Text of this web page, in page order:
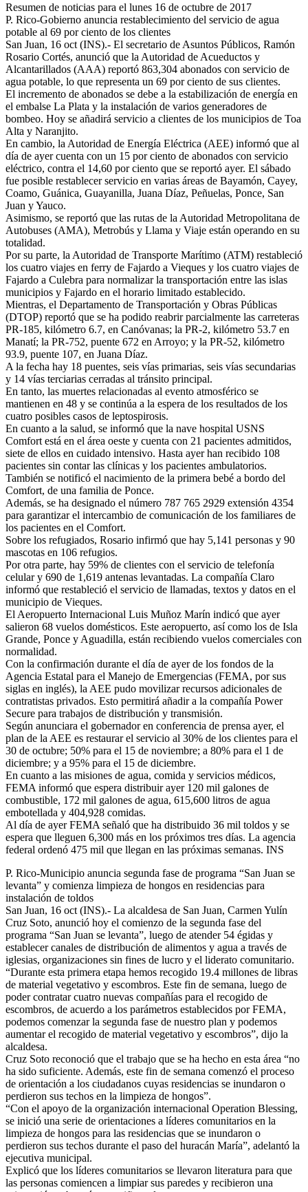
Resumen de noticias para el lunes 16 de octubre de 2017
P. Rico-Gobierno anuncia restablecimiento del servicio de agua
potable al 69 por ciento de los clientes
San Juan, 16 oct (INS).- El secretario de Asuntos Públicos, Ramón
Rosario Cortés, anunció que la Autoridad de Acueductos y
Alcantarillados (AAA) reportó 863,304 abonados con servicio de
agua potable, lo que representa un 69 por ciento de sus clientes.
El incremento de abonados se debe a la estabilización de energía en
el embalse La Plata y la instalación de varios generadores de
bombeo. Hoy se añadirá servicio a clientes de los municipios de Toa
Alta y Naranjito.
En cambio, la Autoridad de Energía Eléctrica (AEE) informó que al
día de ayer cuenta con un 15 por ciento de abonados con servicio
eléctrico, contra el 14,60 por ciento que se reportó ayer. El sábado
fue posible restablecer servicio en varias áreas de Bayamón, Cayey,
Coamo, Guánica, Guayanilla, Juana Díaz, Peñuelas, Ponce, San
Juan y Yauco.
Asimismo, se reportó que las rutas de la Autoridad Metropolitana de
Autobuses (AMA), Metrobús y Llama y Viaje están operando en su
totalidad.
Por su parte, la Autoridad de Transporte Marítimo (ATM) restableció
los cuatro viajes en ferry de Fajardo a Vieques y los cuatro viajes de
Fajardo a Culebra para normalizar la transportación entre las islas
municipios y Fajardo en el horario limitado establecido.
Mientras, el Departamento de Transportación y Obras Públicas
(DTOP) reportó que se ha podido reabrir parcialmente las carreteras
PR-185, kilómetro 6.7, en Canóvanas; la PR-2, kilómetro 53.7 en
Manatí; la PR-752, puente 672 en Arroyo; y la PR-52, kilómetro
93.9, puente 107, en Juana Díaz.
A la fecha hay 18 puentes, seis vías primarias, seis vías secundarias
y 14 vías terciarias cerradas al tránsito principal.
En tanto, las muertes relacionadas al evento atmosférico se
mantienen en 48 y se continúa a la espera de los resultados de los
cuatro posibles casos de leptospirosis.
En cuanto a la salud, se informó que la nave hospital USNS
Comfort está en el área oeste y cuenta con 21 pacientes admitidos,
siete de ellos en cuidado intensivo. Hasta ayer han recibido 108
pacientes sin contar las clínicas y los pacientes ambulatorios.
También se notificó el nacimiento de la primera bebé a bordo del
Comfort, de una familia de Ponce.
Además, se ha designado el número 787 765 2929 extensión 4354
para garantizar el intercambio de comunicación de los familiares de
los pacientes en el Comfort.
Sobre los refugiados, Rosario infirmó que hay 5,141 personas y 90
mascotas en 106 refugios.
Por otra parte, hay 59% de clientes con el servicio de telefonía
celular y 690 de 1,619 antenas levantadas. La compañía Claro
informó que restableció el servicio de llamadas, textos y datos en el
municipio de Vieques.
El Aeropuerto Internacional Luis Muñoz Marín indicó que ayer
salieron 68 vuelos domésticos. Este aeropuerto, así como los de Isla
Grande, Ponce y Aguadilla, están recibiendo vuelos comerciales con
normalidad.
Con la confirmación durante el día de ayer de los fondos de la
Agencia Estatal para el Manejo de Emergencias (FEMA, por sus
siglas en inglés), la AEE pudo movilizar recursos adicionales de
contratistas privados. Esto permitirá añadir a la compañía Power
Secure para trabajos de distribución y transmisión.
Según anunciara el gobernador en conferencia de prensa ayer, el
plan de la AEE es restaurar el servicio al 30% de los clientes para el
30 de octubre; 50% para el 15 de noviembre; a 80% para el 1 de
diciembre; y a 95% para el 15 de diciembre.
En cuanto a las misiones de agua, comida y servicios médicos,
FEMA informó que espera distribuir ayer 120 mil galones de
combustible, 172 mil galones de agua, 615,600 litros de agua
embotellada y 404,928 comidas.
Al día de ayer FEMA señaló que ha distribuido 36 mil toldos y se
espera que lleguen 6,300 más en los próximos tres días. La agencia
federal ordenó 475 mil que llegan en las próximas semanas. INS
P. Rico-Municipio anuncia segunda fase de programa “San Juan se
levanta” y comienza limpieza de hongos en residencias para
instalación de toldos
San Juan, 16 oct (INS).- La alcaldesa de San Juan, Carmen Yulín
Cruz Soto, anunció hoy el comienzo de la segunda fase del
programa “San Juan se levanta”, luego de atender 54 égidas y
establecer canales de distribución de alimentos y agua a través de
iglesias, organizaciones sin fines de lucro y el liderato comunitario.
“Durante esta primera etapa hemos recogido 19.4 millones de libras
de material vegetativo y escombros. Este fin de semana, luego de
poder contratar cuatro nuevas compañías para el recogido de
escombros, de acuerdo a los parámetros establecidos por FEMA,
podemos comenzar la segunda fase de nuestro plan y podemos
aumentar el recogido de material vegetativo y escombros”, dijo la
alcaldesa.
Cruz Soto reconoció que el trabajo que se ha hecho en esta área “no
ha sido suficiente. Además, este fin de semana comenzó el proceso
de orientación a los ciudadanos cuyas residencias se inundaron o
perdieron sus techos en la limpieza de hongos”.
“Con el apoyo de la organización internacional Operation Blessing,
se inició una serie de orientaciones a líderes comunitarios en la
limpieza de hongos para las residencias que se inundaron o
perdieron sus techos durante el paso del huracán María”, adelantó la
ejecutiva municipal.
Explicó que los líderes comunitarios se llevaron literatura para que
las personas comiencen a limpiar sus paredes y recibieron una